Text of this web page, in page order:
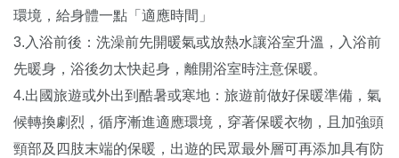
環境，給身體一點「適應時間」
3.入浴前後：洗澡前先開暖氣或放熱水讓浴室升溫，入浴前
先暖身，浴後勿太快起身，離開浴室時注意保暖。
4.出國旅遊或外出到酷暑或寒地：旅遊前做好保暖準備，氣
候轉換劇烈，循序漸進適應環境，穿著保暖衣物，且加強頭
頸部及四肢末端的保暖，出遊的民眾最外層可再添加具有防